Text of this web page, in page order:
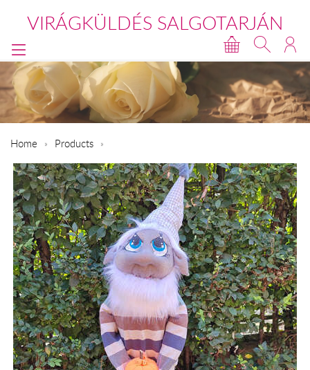
VIRÁGKÜLDÉS SALGOTARJÁN
Home Products